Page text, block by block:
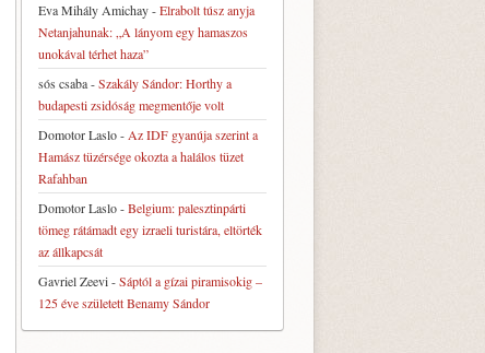
Eva Mihály Amichay-Elrabolt túsz anyja
Netanjahunak: „A lányom egy hamaszos
unokával térhet haza”
sós csaba-Szakály Sándor: Horthy a
budapesti zsidóság megmentője volt
Domotor Laslo- Az IDF gyanúja szerint a
Hamász tüzérsége okozta a halálos tüzet
Rafahban
Domotor Laslo-Belgium: palesztinpárti
tömeg rátámadt egy izraeli turistára, eltörték
az állkapcsát
Gavriel Zeevi-Sáptól a gízai piramisokig –
125 éve született Benamy Sándor